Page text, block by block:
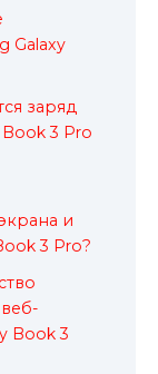
Galaxy
заряд
3 Pro
и
3 Pro?
Book 3